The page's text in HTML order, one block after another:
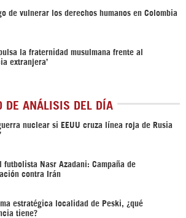
de vulnerar los derechos humanos en Colombia
la fraternidad musulmana frente al
extranjera’
DE ANÁLISIS DEL DÍA
nuclear si EEUU cruza línea roja de Rusia
futbolista Nasr Azadani: Campaña de
contra Irán
estratégica localidad de Peski, ¿qué
tiene?